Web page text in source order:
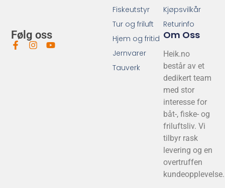
Følg oss
Kjøpsvilkår
Returinfo
Om Oss
Heik.no
består av et
dedikert team
med stor
interesse for
båt-, fiske- og
friluftsliv. Vi
tilbyr rask
levering og en
overtruffen
kundeopplevelse.
Fiskeutstyr
Tur og friluft
Hjem og fritid
Jernvarer
Tauverk